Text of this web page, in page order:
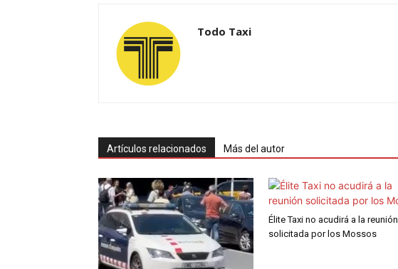
Todo Taxi
Artículos relacionados Más del autor
Élite Taxi no acudirá a la reunión
solicitada por los Mossos